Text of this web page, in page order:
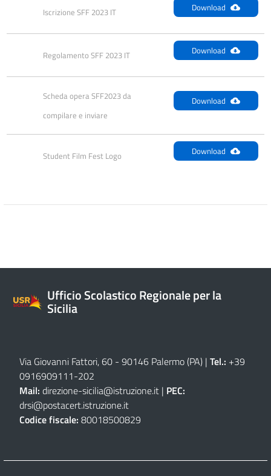
Iscrizione SFF 2023 IT Download
Regolamento SFF 2023 IT Download
Scheda opera SFF2023 da
compilare e inviare
Download
Student Film Fest Logo Download
Ufficio Scolastico Regionale per la
Sicilia
Via Giovanni Fattori, 60 - 90146 Palermo (PA) | Tel.: +39
0916909111-202
Mail: direzione-sicilia@istruzione.it | PEC:
drsi@postacert.istruzione.it
Codice fiscale: 80018500829